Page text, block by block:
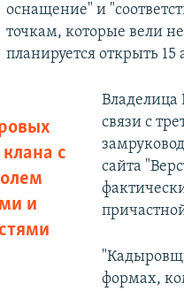
оснащение" и
точкам, которые вели
планируется открыть 15
с
и
Владелица
связи с
сайта
формах,